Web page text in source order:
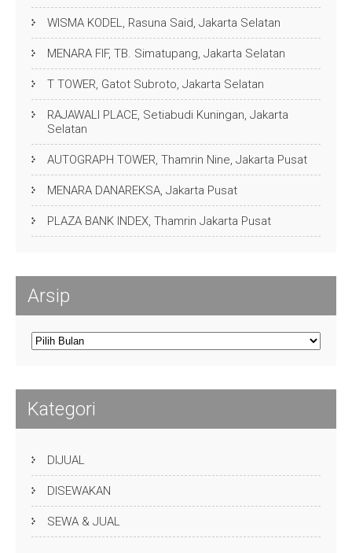
WISMA KODEL, Rasuna Said, Jakarta Selatan
MENARA FIF, TB. Simatupang, Jakarta Selatan
T TOWER, Gatot Subroto, Jakarta Selatan
RAJAWALI PLACE, Setiabudi Kuningan, Jakarta
Selatan
AUTOGRAPH TOWER, Thamrin Nine, Jakarta Pusat
MENARA DANAREKSA, Jakarta Pusat
PLAZA BANK INDEX, Thamrin Jakarta Pusat
Arsip
Arsip
Kategori
DIJUAL
DISEWAKAN
SEWA & JUAL